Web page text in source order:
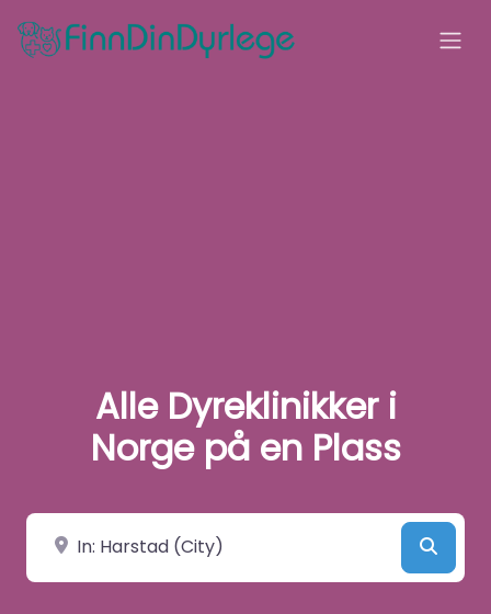
Alle Dyreklinikker i
Norge på en Plass
Velg by/sted